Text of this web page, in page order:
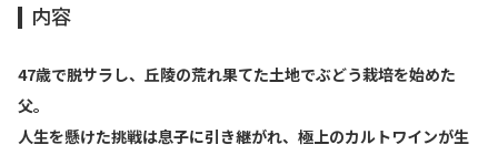
内容
47歳で脱サラし、丘陵の荒れ果てた土地でぶどう栽培を始めた
父。
人生を懸けた挑戦は息子に引き継がれ、極上のカルトワインが生